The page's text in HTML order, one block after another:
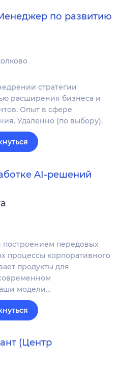
по развитию
стратегии
расширения бизнеса и
Опыт в сфере
Удалённо (по выбору).
AI-решений
построением передовых
процессы корпоративного
продукты для
модели…
(Центр